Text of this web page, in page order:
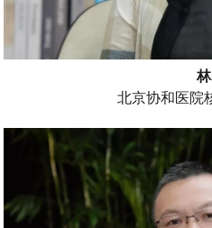
北京协和医院